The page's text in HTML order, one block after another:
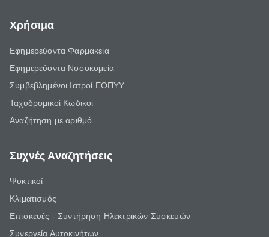
Χρήσιμα
Εφημερεύοντα Φαρμακεία
Εφημερεύοντα Νοσοκομεία
Συμβεβλημένοι Ιατροί ΕΟΠΥΥ
Ταχυδρομικοί Κωδικοί
Αναζήτηση με αριθμό
Συχνές Αναζητήσεις
Ψυκτικοί
Κλιματισμός
Επισκευές - Συντήρηση Ηλεκτρικών Συσκευών
Συνεργεία Αυτοκινήτων